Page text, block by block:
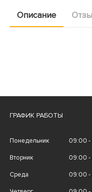
Описание
ГРАФИК РАБОТЫ
Понедельник 09:00 -
Вторник 09:00 -
Среда 09:00 -